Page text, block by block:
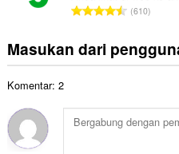
:d
p
a
a
e
n
p
a
h
o
t
p
e
J
l
t
o
610
Masukan dari
Komentar: 2